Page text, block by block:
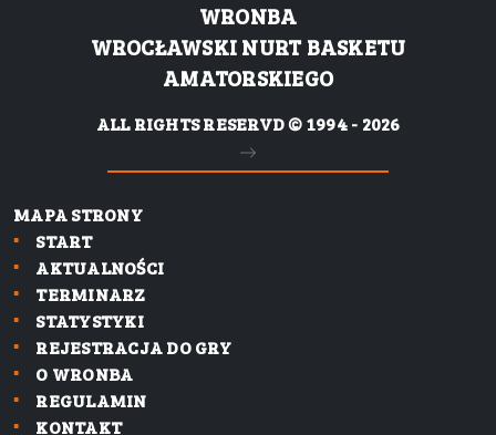
WRONBA
WROCŁAWSKI NURT BASKETU
AMATORSKIEGO
ALL RIGHTS RESERVD © 1994 - 2026
MAPA STRONY
START
AKTUALNOŚCI
TERMINARZ
STATYSTYKI
REJESTRACJA DO GRY
O WRONBA
REGULAMIN
KONTAKT